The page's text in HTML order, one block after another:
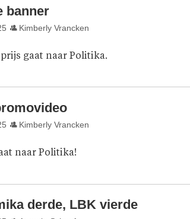
banner
Kimberly Vrancken
prijs gaat naar Politika.
Kimberly Vrancken
naar Politika!
derde, LBK vierde